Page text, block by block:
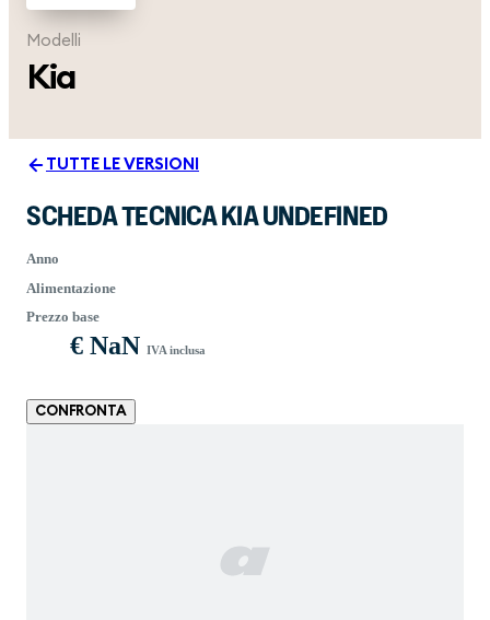
Modelli
Kia
TUTTE LE VERSIONI
SCHEDA TECNICA KIA UNDEFINED
Anno
Alimentazione
Prezzo base
€ NaN IVA inclusa
CONFRONTA